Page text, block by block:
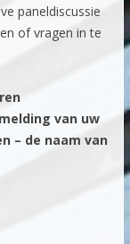
paneldiscussie
of vragen in te
van uw
– de naam van